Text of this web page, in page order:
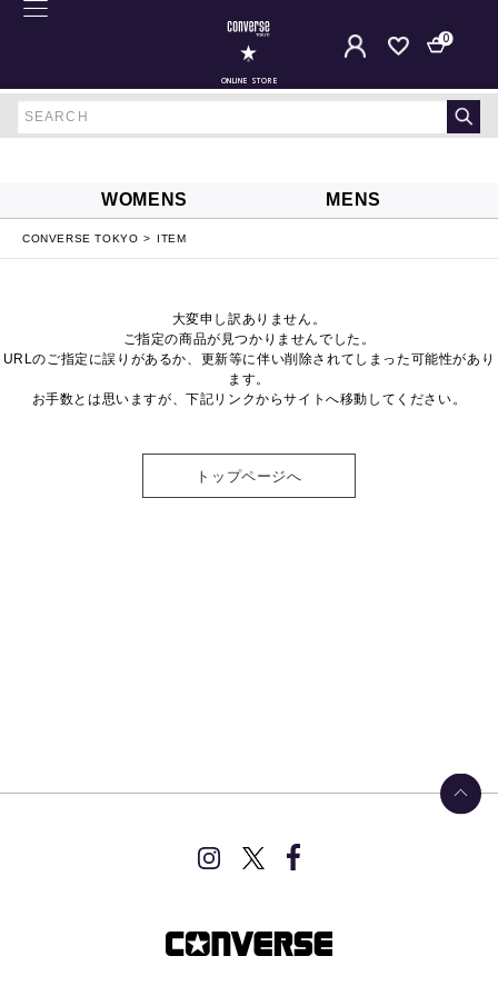
ONLINE STORE
0
WOMENS MENS
CONVERSE TOKYO ITEM
大変申し訳ありません。
ご指定の商品が見つかりませんでした。
URLのご指定に誤りがあるか、更新等に伴い削除されてしまった可能性があり
ます。
お手数とは思いますが、下記リンクからサイトへ移動してください。
トップページへ